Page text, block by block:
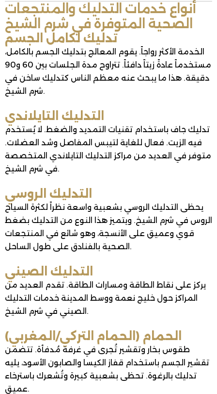
أنواع خدمات التدليك والمنتجعات
الصحية المتوفرة في شرم الشيخ
تدليك لكامل الجسم
الخدمة الأكثر رواجاً. يقوم المعالج بتدليك الجسم بالكامل،
مستخدماً عادةً زيتاً دافئاً. تتراوح مدة الجلسات بين 60 و90
دقيقة. هذا ما يبحث عنه معظم الناس كتدليك ساخن في
شرم الشيخ.
التدليك التايلاندي
تدليك جاف باستخدام تقنيات التمديد والضغط. لا يُستخدم
فيه الزيت. فعال للغاية لتيبس المفاصل وشد العضلات.
متوفر في العديد من مراكز التدليك التايلاندي المتخصصة
في شرم الشيخ.
التدليك الروسي
يحظى التدليك الروسي بشعبية واسعة نظراً لكثرة السياح
الروس في شرم الشيخ. ويتميز هذا النوع من التدليك بضغط
قوي وعميق على الأنسجة، وهو شائع في المنتجعات
الصحية بالفنادق على طول الساحل.
التدليك الصيني
يركز على نقاط الطاقة ومسارات الطاقة. تقدم العديد من
المراكز حول خليج نعمة ووسط المدينة خدمات التدليك
الصيني في شرم الشيخ.
الحمام (الحمام التركي/المغربي)
طقوس بخار وتقشير تُجرى في غرفة مُدفأة. تتضمن
تقشير الجسم باستخدام قفاز الكيسا والصابون الأسود، يليه
تدليك بالرغوة. تحظى بشعبية كبيرة وتُشعرك باسترخاء
عميق.